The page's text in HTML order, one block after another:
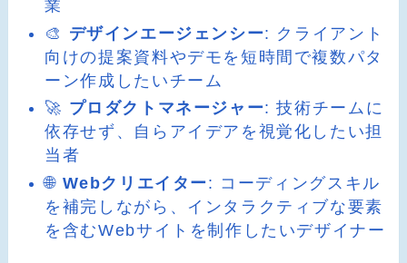
業
🎨 デザインエージェンシー: クライアント
向けの提案資料やデモを短時間で複数パタ
ーン作成したいチーム
🚀 プロダクトマネージャー: 技術チームに
依存せず、自らアイデアを視覚化したい担
当者
🌐 Webクリエイター: コーディングスキル
を補完しながら、インタラクティブな要素
を含むWebサイトを制作したいデザイナー